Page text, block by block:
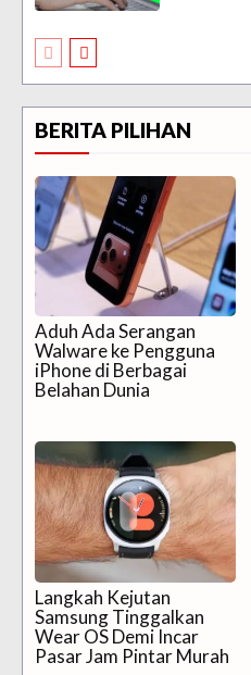
BERITA PILIHAN
Aduh Ada Serangan
Walware ke Pengguna
iPhone di Berbagai
Belahan Dunia
Langkah Kejutan
Samsung Tinggalkan
Wear OS Demi Incar
Pasar Jam Pintar Murah